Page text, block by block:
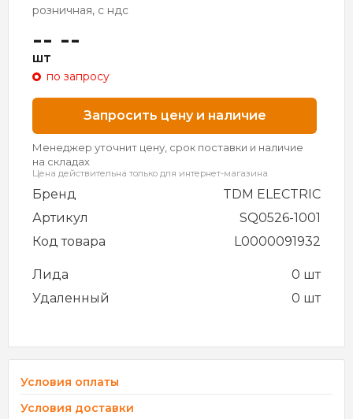
розничная, с ндс
-- --
шт
по запросу
Запросить цену и наличие
Менеджер уточнит цену, срок поставки и наличие
на складах
Цена действительна только для интернет-магазина
Бренд
TDM ELECTRIC
Артикул
SQ0526-1001
Код товара
L0000091932
Лида
0 шт
Удаленный
0 шт
Условия оплаты
Условия доставки